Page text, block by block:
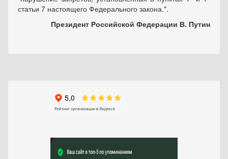
статьи 7 настоящего Федерального закона.".
Президент Российской Федерации В. Путин